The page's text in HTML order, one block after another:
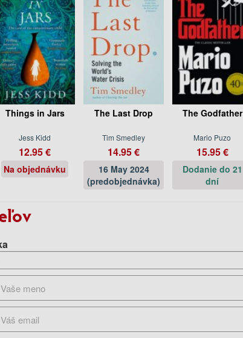
Things in Jars
Jess Kidd
12.95 €
Na objednávku
The Last Drop
Tim Smedley
14.95 €
16 May 2024
(predobjednávka)
The Godfather
Mario Puzo
15.95 €
Dodanie do 21
dní